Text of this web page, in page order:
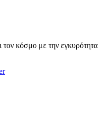
τον κόσμο με την εγκυρότητα